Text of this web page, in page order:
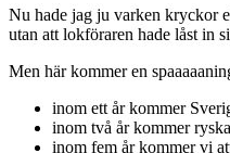
Nu hade jag ju varken kryckor
utan att lokföraren hade låst in
Men här kommer en
inom ett år kommer
inom två år kommer
inom fem år kommer vi